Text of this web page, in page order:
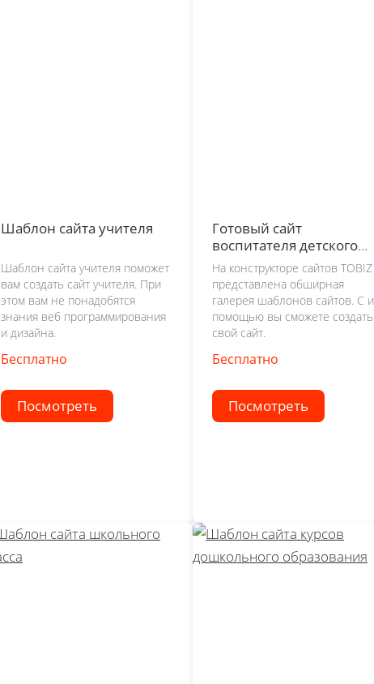
Шаблон сайта учителя
Шаблон сайта учителя поможет
вам создать сайт учителя. При
этом вам не понадобятся
знания веб программирования
и дизайна.
Бесплатно
Посмотреть
Готовый сайт
воспитателя детского
сада
На конструкторе сайтов TOBIZ
представлена обширная
галерея шаблонов сайтов. С
помощью вы сможете создать
свой сайт.
Бесплатно
Посмотреть